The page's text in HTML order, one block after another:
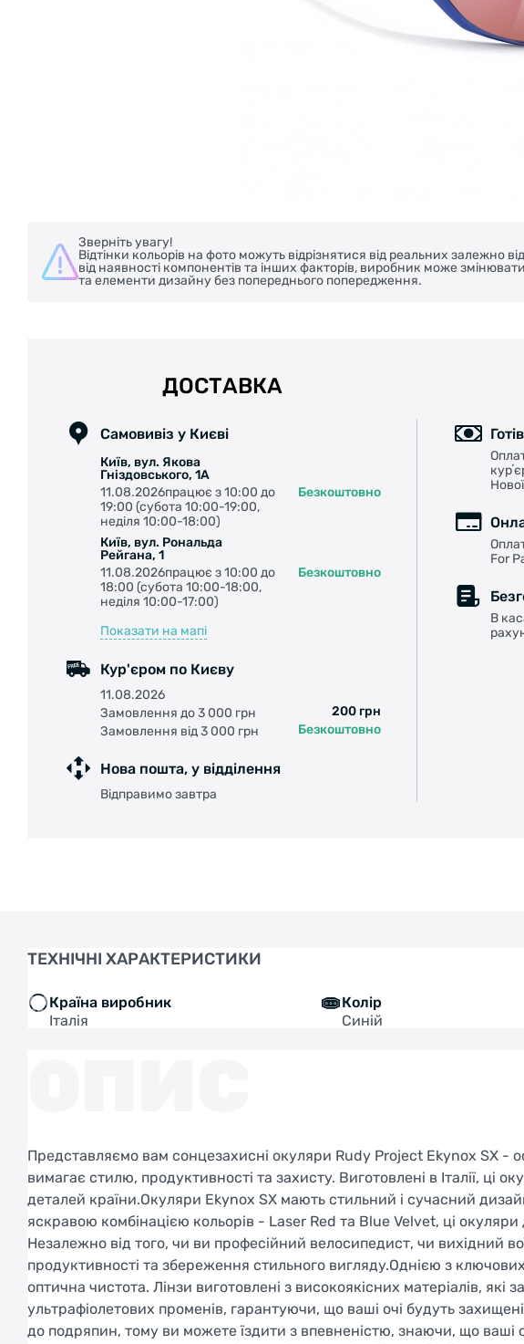
Зверніть увагу!
Відтінки кольорів на фото можуть відрізнятися від реальних залежно
від наявності компонентів та інших факторів, виробник може
та елементи дизайну без попереднього попередження.
ДОСТАВКА
Самовивіз у Києві
Київ, вул. Якова
Гніздовського, 1А
11.08.2026працює з 10:00 до
19:00 (субота 10:00-19:00,
неділя 10:00-18:00)
Безкоштовно
Київ, вул. Рональда
Рейгана, 1
11.08.2026працює з 10:00 до
18:00 (субота 10:00-18:00,
неділя 10:00-17:00)
Безкоштовно
Показати на мапі
Кур'єром по Києву
11.08.2026
Замовлення до 3 000 грн
200 грн
Замовлення від 3 000 грн
Безкоштовно
Нова пошта, у відділення
Відправимо завтра
For
В
ТЕХНІЧНІ ХАРАКТЕРИСТИКИ
Країна виробник
Італія
Колір
Синій
Представляємо вам сонцезахисні окуляри Rudy Project Ekynox SX -
вимагає стилю, продуктивності та захисту. Виготовлені в Італії, ці
деталей країни.Окуляри Ekynox SX мають стильний і сучасний
яскравою комбінацією кольорів - Laser Red та Blue Velvet, ці
Незалежно від того, чи ви професійний велосипедист, чи вихідний
продуктивності та збереження стильного вигляду.Однією з
оптична чистота. Лінзи виготовлені з високоякісних матеріалів, які
ультрафіолетових променів, гарантуючи, що ваші очі будуть
до подряпин, тому ви можете їздити з впевненістю, знаючи, що